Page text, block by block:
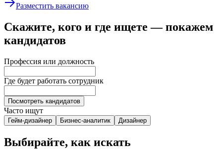
Разместить вакансию
Скажите, кого и где ищете — покажем
кандидатов
Профессия или должность
Где будет работать сотрудник
Посмотреть кандидатов
Часто ищут
Гейм-дизайнер Бизнес-аналитик Дизайнер
Выбирайте, как искать